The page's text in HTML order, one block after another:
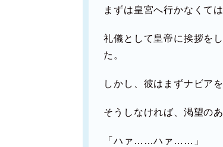
まずは皇宮へ行かなくて
礼儀として皇帝に挨拶を
た。
しかし、彼はまずナビア
そうしなければ、渇望の
「ハァ……ハァ……」